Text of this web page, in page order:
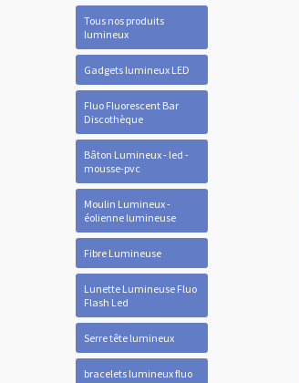
Tous nos produits
lumineux
Gadgets lumineux LED
Fluo Fluorescent Bar
Discothèque
Bâton Lumineux - led -
mousse-pvc
Moulin Lumineux -
éolienne lumineuse
Fibre Lumineuse
Lunette Lumineuse Fluo
Flash Led
Serre tête lumineux
bracelets lumineux fluo